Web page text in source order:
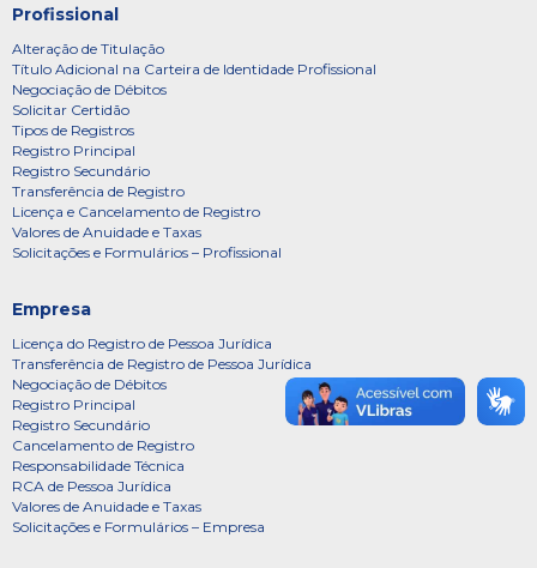
Profissional
Alteração de Titulação
Título Adicional na Carteira de Identidade Profissional
Negociação de Débitos
Solicitar Certidão
Tipos de Registros
Registro Principal
Registro Secundário
Transferência de Registro
Licença e Cancelamento de Registro
Valores de Anuidade e Taxas
Solicitações e Formulários – Profissional
Empresa
Licença do Registro de Pessoa Jurídica
Transferência de Registro de Pessoa Jurídica
Negociação de Débitos
Registro Principal
Registro Secundário
Cancelamento de Registro
Responsabilidade Técnica
RCA de Pessoa Jurídica
Valores de Anuidade e Taxas
Solicitações e Formulários – Empresa